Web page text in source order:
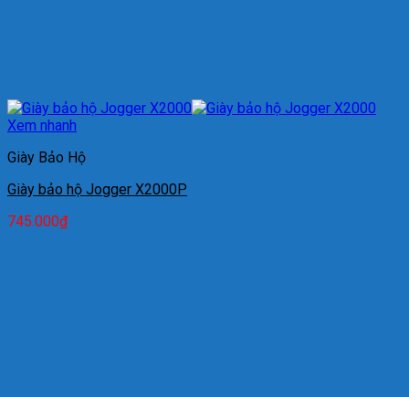
Xem nhanh
Giày Bảo Hộ
Giày bảo hộ Jogger X2000P
745.000₫